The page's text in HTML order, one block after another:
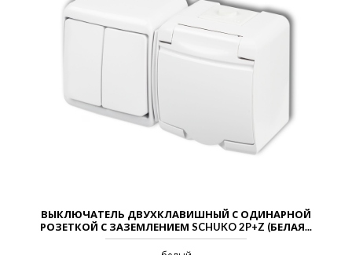
ВЫКЛЮЧАТЕЛЬ ДВУХКЛАВИШНЫЙ С ОДИНАРНОЙ
РОЗЕТКОЙ С ЗАЗЕМЛЕНИЕМ SCHUKO 2P+Z (БЕЛАЯ...